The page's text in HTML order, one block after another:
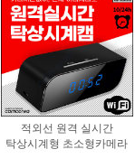
적외선 원격 실시간
탁상시계형 초소형카메라